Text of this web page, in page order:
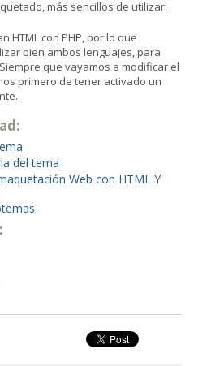
más sencillos de utilizar.
HTML con PHP, por lo que
bien ambos lenguajes, para
que vayamos a modificar el
primero de tener activado un
del tema
Web con HTML Y